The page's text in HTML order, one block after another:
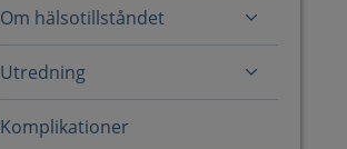
Om hälsotillståndet
Utredning
Komplikationer